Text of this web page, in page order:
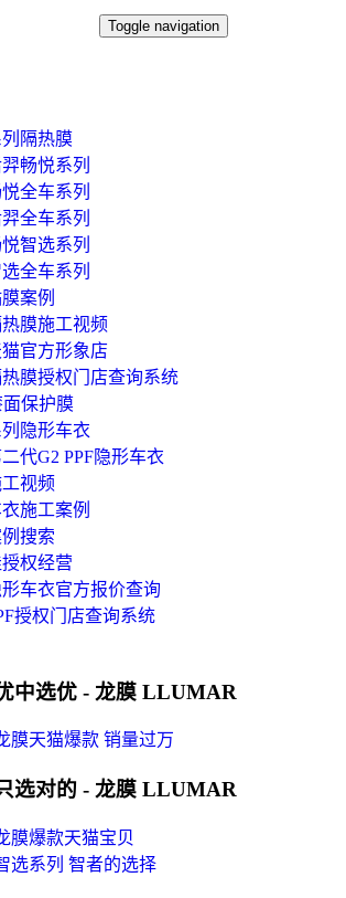
Toggle navigation
隔热膜
畅悦系列
全车系列
全车系列
智选系列
全车系列
案例
膜施工视频
官方形象店
膜授权门店查询系统
保护膜
隐形车衣
代G2 PPF隐形车衣
视频
施工案例
搜索
权经营
车衣官方报价查询
授权门店查询系统
中选优 - 龙膜 LLUMAR
膜天猫爆款 销量过万
选对的 - 龙膜 LLUMAR
膜爆款天猫宝贝
选系列 智者的选择